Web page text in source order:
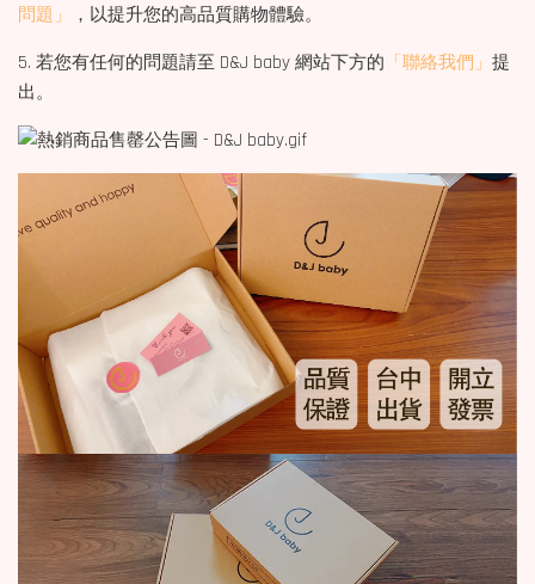
問題」
，以提升您的高品質購物體驗。
5. 若您有任何的問題請至 D&J baby 網站下方的 「聯絡我們」 提
出。